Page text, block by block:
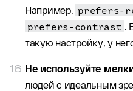
Например,
prefers-
prefers-contrast
такую настройку, у
Не используйте
людей с идеальным